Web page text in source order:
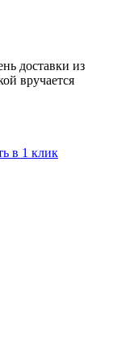
доставки из
вручается
в 1 клик